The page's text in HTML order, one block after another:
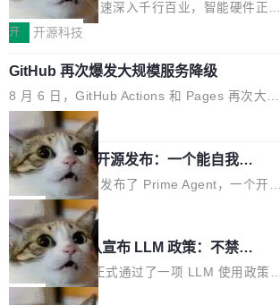
度宣传的。」 这才是真正的痛点。不是所有论文
都有问题，是最吸引眼球的那批论文最有问题。
他引用的帖子来自 Mathew Shen，一位 ICLR 2
026 的读者：「看了篇 ...
工作过。近日他在 X 上发了一条帖子，列出了他
认为现代 AI 领域最重要的三个开源项目。 第一
理由很具体。FA 系列不需要解释，但 FA2 是他
认为最重要的一个——复杂度恰到好处，刚好能
驱动你去学 CuTe，但还没被那些"邪恶的" Hopp
er++ 优化所淹没，足够容易修改和适配。 更关
键的是 FA2 的持久性...
硬件开发者日杭州站即将举行
随着万物智联加速深入千行百业，智能硬件正从
单点设备迈向智能化、网联化、协同化发展。作
鸿蒙通过统一技术底座和分布式能力，为不同类
型智能设备的开发、连接与互联提供关键支撑，
也为产业链企业探索产品创新与商业增长打开新
的空间。 8月14日，开源鸿蒙智能硬件开发者日
（OHDD：OpenHarmony Hardware Develope
r Day）将在杭州启航。活动面向智能硬件产业
链企业和开发者，邀请行业专家与资深技术顾
问，围绕开源鸿蒙技术能力、设备适配、芯片适
配、功耗与稳定性调优、兼容性测评及统一互联
等内容展开系统讲解和实战交流，帮助企业进一
步了解开源鸿蒙在智能...
开 开源科技
GitHub 再次爆发大规模服务降级
8 月 6 日，GitHub Actions 和 Pages 再次大规
模服务降级，Actions 完全不可用超过 5 小时，
webhook 停发，连自托管 runner 也因调度层故
障无法工作。Pages、Copilot code review、C
opilot coding agent 全部受影响。从检测到完全
恢复，大约 12 小时。 这是 2026 年 8 月的第六
起事故，其中四起与 AI/Copilot 服务相关。 Git
Hub 员工 kdaigle 在 HN 讨论中贴出了一组数
据：2025 年全年 10 亿次 commit。现在，每周
2.75 亿次，全年预计 140 亿次。GitHub...
局
Prime Agent 开源发布：一个能自我改
进的编程 Agent，ARC-AGI 3 超越人类
专家基线
Prime Intellect 发布了 Prime Agent，一个开源
的编程 Agent Harness，核心设计围绕两个抽
象：Recursive Language Model（RLM）和 C
ontinual Harness。在 ARC-AGI 3 基准测试
上，Prime Agent + Opus 5 的组合达到了 95.
5% RHAE Best@1，超过了 ARC 报告的人类专
局
Rust 项目团队宣布 LLM 政策：不禁
止，但你要承认哪些代码不是你写的
Rust 语言项目正式通过了一项 LLM 使用政策，
覆盖 rust-lang/rust 单一仓库的代码贡献。这不
局